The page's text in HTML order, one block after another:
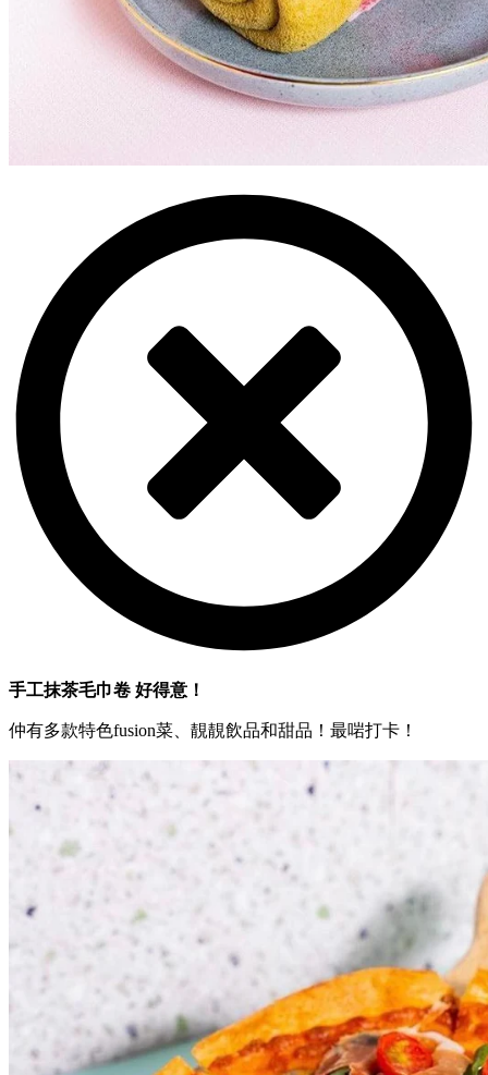
手工抹茶毛巾卷 好得意！
仲有多款特色fusion菜、靚靚飲品和甜品！最啱打卡！